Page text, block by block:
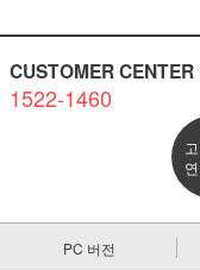
CUSTOMER CENTER
1522-1460
PC 버전